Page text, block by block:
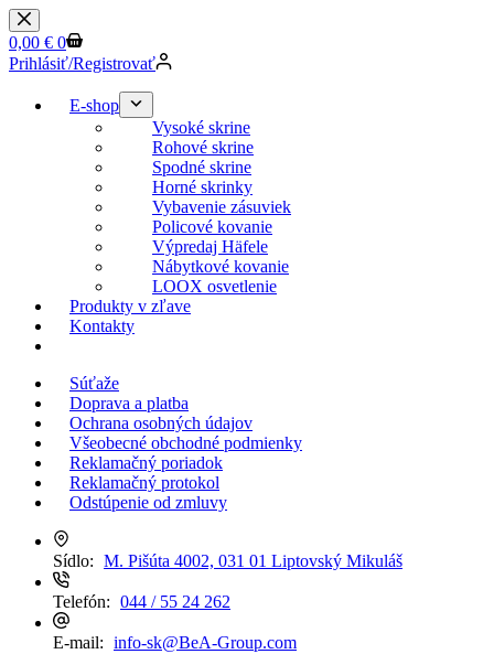
Skip
to
content
Shopping
cart
0,00 € 0
Prihlásiť/Registrovať
E-shop
Vysoké skrine
Rohové skrine
Spodné skrine
Horné skrinky
Vybavenie zásuviek
Policové kovanie
Výpredaj Häfele
Nábytkové kovanie
LOOX osvetlenie
Produkty v zľave
Kontakty
Súťaže
Doprava a platba
Ochrana osobných údajov
Všeobecné obchodné podmienky
Reklamačný poriadok
Reklamačný protokol
Odstúpenie od zmluvy
Sídlo: M. Pišúta 4002, 031 01 Liptovský Mikuláš
Telefón: 044 / 55 24 262
E-mail: info-sk@BeA-Group.com